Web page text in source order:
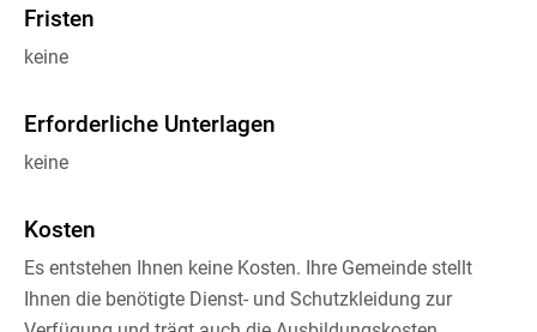
Fristen
keine
Erforderliche Unterlagen
keine
Kosten
Es entstehen Ihnen keine Kosten. Ihre Gemeinde stellt
Ihnen die benötigte Dienst- und Schutzkleidung zur